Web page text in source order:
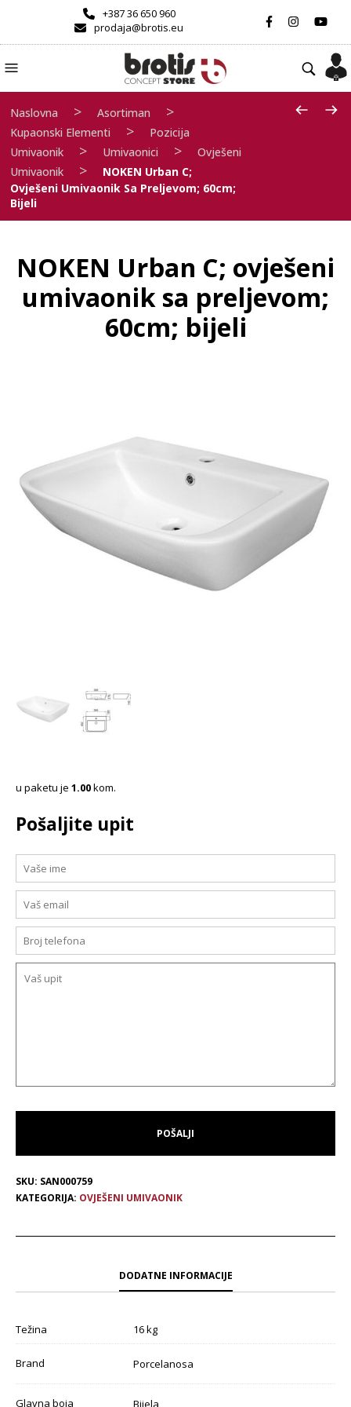
+387 36 650 960
prodaja@brotis.eu
Naslovna > Asortiman >
Kupaonski Elementi >
Pozicija
Umivaonik
> Umivaonici >
Ovješeni
Umivaonik
>
NOKEN Urban C;
Ovješeni Umivaonik Sa Preljevom; 60cm;
Bijeli
NOKEN Urban C; ovješeni
umivaonik sa preljevom;
60cm; bijeli
u paketu je 1.00kom.
Pošaljite upit
SKU: SAN000759
KATEGORIJA: OVJEŠENI UMIVAONIK
DODATNE INFORMACIJE
Težina 16 kg
Brand Porcelanosa
Glavna boja Bijela